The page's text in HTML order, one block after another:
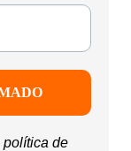
política de